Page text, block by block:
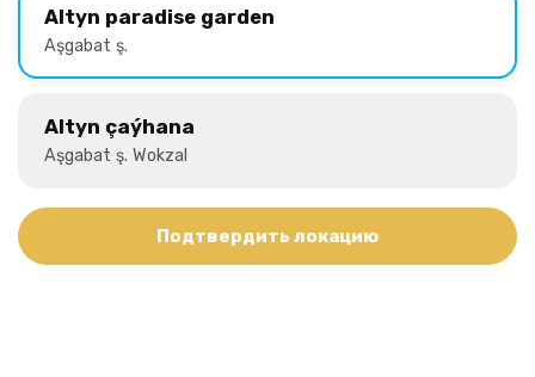
Altyn paradise garden
Aşgabat ş.
Altyn çaýhana
Aşgabat ş. Wokzal
Подтвердить локацию